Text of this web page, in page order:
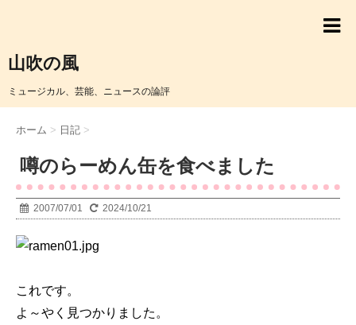
山吹の風
ミュージカル、芸能、ニュースの論評
ホーム > 日記 >
噂のらーめん缶を食べました
2007/07/01 2024/10/21
これです。
よ～やく見つかりました。